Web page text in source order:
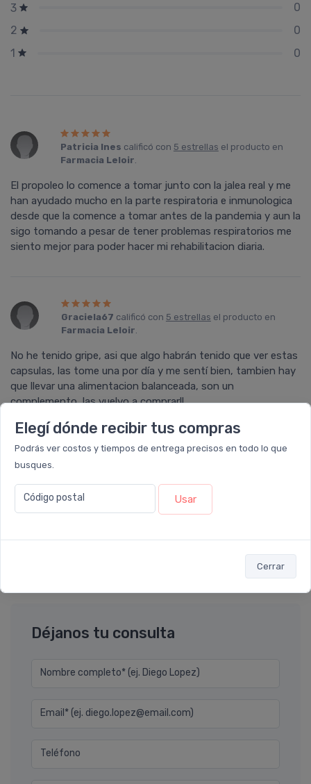
Elegí dónde recibir tus compras
Podrás ver costos y tiempos de entrega precisos en todo lo que
busques.
Código postal Usar
Cerrar
3
0
2
0
1
0
Patricia Ines calificó con 5 estrellas el producto en
Farmacia Leloir.
El propoleo lo comence a tomar junto con la jalea real y me
han ayudado mucho en la parte respiratoria e inmunologica
desde que la comence a tomar antes de la pandemia y aun la
sigo tomando a pesar de tener problemas respiratorios me
siento mejor para poder hacer mi rehabilitacion diaria.
Graciela67 calificó con 5 estrellas el producto en
Farmacia Leloir.
No he tenido gripe, asi que algo habrán tenido que ver estas
capsulas, las tome una por día y me sentí bien, tambien hay
que llevar una alimentacion balanceada, son un
complemento, las vuelvo a comprar!!
Leloir.
Natier es una muy buena marca. Me es efectiva y siempre
buenos precios y variedad. Por eso no lo cambio porque me
encanta la atencion y calidad de los productos q venden
Déjanos tu consulta
Nombre completo* (ej. Diego Lopez)
Email* (ej. diego.lopez@email.com)
Teléfono